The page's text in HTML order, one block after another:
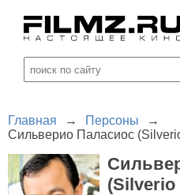
Главная → Персоны
→
Сильверио Паласиос
(Silverio